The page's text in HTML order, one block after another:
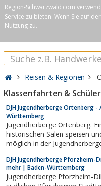
Region-Schwarzwald.com
Service zu bieten. Wenn Sie auf
Nutzung zu.
Reisen & Regionen
Klassenfahrten &
DJH Jugendherberge Ortenberg
Württemberg
Jugendherberge Ortenberg:
historischen Sälen speisen
möglich in der
DJH Jugendherberge Pforzheim-
mehr | Baden-Württemberg
Jugendherberge Pforzheim-